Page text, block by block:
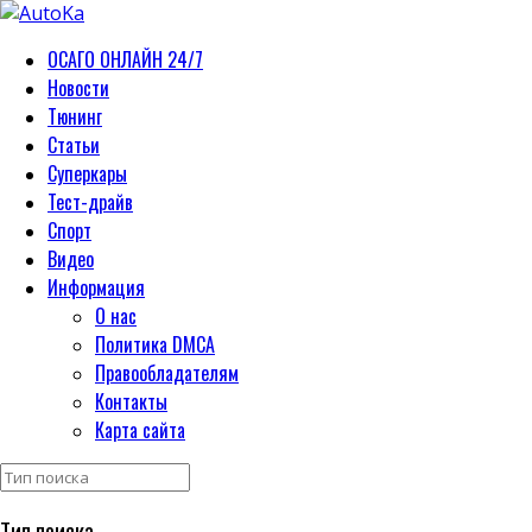
ОСАГО ОНЛАЙН 24/7
Новости
Тюнинг
Статьи
Суперкары
Тест-драйв
Спорт
Видео
Информация
О нас
Политика DMCA
Правообладателям
Контакты
Карта сайта